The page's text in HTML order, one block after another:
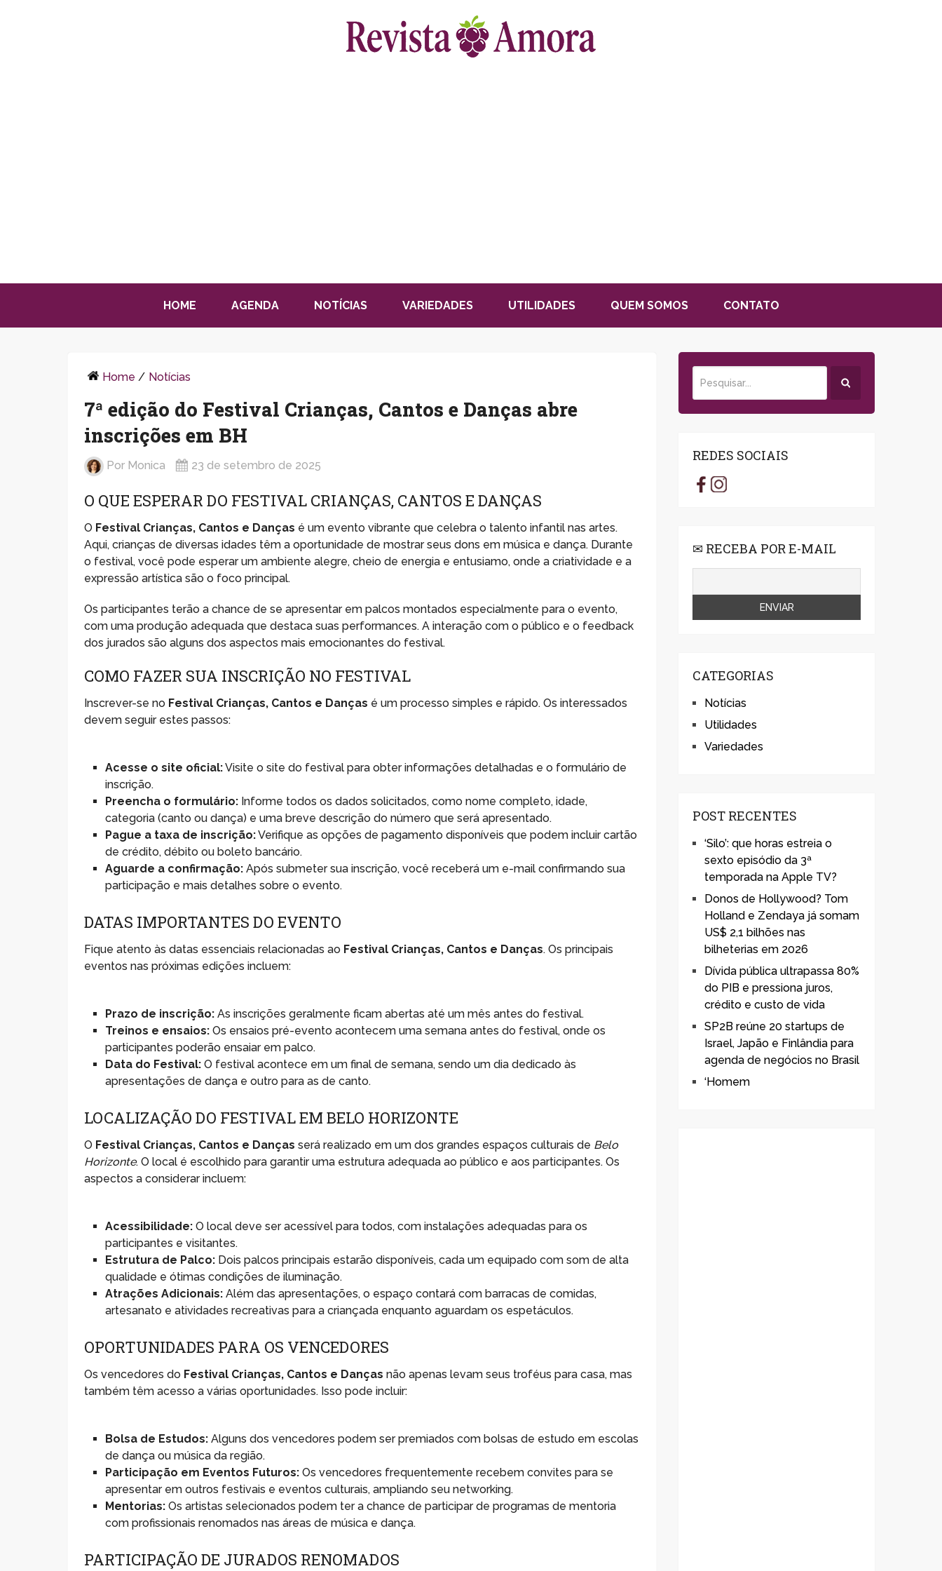
HOME AGENDA NOTÍCIAS VARIEDADES UTILIDADES QUEM SOMOS CONTATO
Home / Notícias
7ª edição do Festival Crianças, Cantos e Danças abre
inscrições em BH
Por Monica 23 de setembro de 2025
O QUE ESPERAR DO FESTIVAL CRIANÇAS, CANTOS E DANÇAS
O Festival Crianças, Cantos e Danças é um evento vibrante que celebra o talento infantil nas artes.
Aqui, crianças de diversas idades têm a oportunidade de mostrar seus dons em música e dança. Durante
o festival, você pode esperar um ambiente alegre, cheio de energia e entusiamo, onde a criatividade e a
expressão artística são o foco principal.
Os participantes terão a chance de se apresentar em palcos montados especialmente para o evento,
com uma produção adequada que destaca suas performances. A interação com o público e o feedback
dos jurados são alguns dos aspectos mais emocionantes do festival.
COMO FAZER SUA INSCRIÇÃO NO FESTIVAL
Inscrever-se no Festival Crianças, Cantos e Danças é um processo simples e rápido. Os interessados
devem seguir estes passos:
Acesse o site oficial:Visite o site do festival para obter informações detalhadas e o formulário de
inscrição.
Preencha o formulário: Informe todos os dados solicitados, como nome completo, idade,
categoria (canto ou dança) e uma breve descrição do número que será apresentado.
Pague a taxa de inscrição:Verifique as opções de pagamento disponíveis que podem incluir cartão
de crédito, débito ou boleto bancário.
Aguarde a confirmação: Após submeter sua inscrição, você receberá um e-mail confirmando sua
participação e mais detalhes sobre o evento.
DATAS IMPORTANTES DO EVENTO
Fique atento às datas essenciais relacionadas ao Festival Crianças, Cantos e Danças. Os principais
eventos nas próximas edições incluem:
Prazo de inscrição: As inscrições geralmente ficam abertas até um mês antes do festival.
Treinos e ensaios: Os ensaios pré-evento acontecem uma semana antes do festival, onde os
participantes poderão ensaiar em palco.
Data do Festival: O festival acontece em um final de semana, sendo um dia dedicado às
apresentações de dança e outro para as de canto.
LOCALIZAÇÃO DO FESTIVAL EM BELO HORIZONTE
O Festival Crianças, Cantos e Danças será realizado em um dos grandes espaços culturais de Belo
Horizonte. O local é escolhido para garantir uma estrutura adequada ao público e aos participantes. Os
aspectos a considerar incluem:
Acessibilidade: O local deve ser acessível para todos, com instalações adequadas para os
participantes e visitantes.
Estrutura de Palco: Dois palcos principais estarão disponíveis, cada um equipado com som de alta
qualidade e ótimas condições de iluminação.
Atrações Adicionais: Além das apresentações, o espaço contará com barracas de comidas,
artesanato e atividades recreativas para a criançada enquanto aguardam os espetáculos.
OPORTUNIDADES PARA OS VENCEDORES
Os vencedores do Festival Crianças, Cantos e Danças não apenas levam seus troféus para casa, mas
também têm acesso a várias oportunidades. Isso pode incluir:
Bolsa de Estudos: Alguns dos vencedores podem ser premiados com bolsas de estudo em escolas
de dança ou música da região.
Participação em Eventos Futuros: Os vencedores frequentemente recebem convites para se
apresentar em outros festivais e eventos culturais, ampliando seu networking.
Mentorias: Os artistas selecionados podem ter a chance de participar de programas de mentoria
com profissionais renomados nas áreas de música e dança.
PARTICIPAÇÃO DE JURADOS RENOMADOS
REDES SOCIAIS
✉ RECEBA POR E-MAIL
CATEGORIAS
Notícias
Utilidades
Variedades
POST RECENTES
‘Silo’: que horas estreia o
sexto episódio da 3ª
temporada na Apple TV?
Donos de Hollywood? Tom
Holland e Zendaya já somam
US$ 2,1 bilhões nas
bilheterias em 2026
Dívida pública ultrapassa 80%
do PIB e pressiona juros,
crédito e custo de vida
SP2B reúne 20 startups de
Israel, Japão e Finlândia para
agenda de negócios no Brasil
‘Homem